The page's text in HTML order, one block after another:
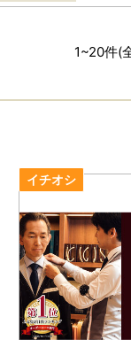
〒364-8633 埼玉
8:30～17：15（※
MAIL：
1~20件(